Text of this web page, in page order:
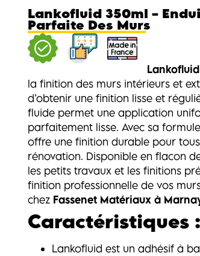
Lankofluid 350ml –
Parfaite Des Murs
Lankofluid
la finition des murs intérieurs et
d’obtenir une finition lisse et
fluide permet une application
parfaitement lisse. Avec sa
offre une finition durable pour
rénovation. Disponible en flacon
les petits travaux et les finitions
finition professionnelle de vos
chez Fassenet Matériaux à
Caractéristiques :
Lankofluid est un adhésif à